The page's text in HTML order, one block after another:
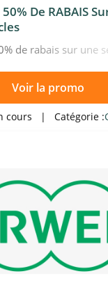
De RABAIS
de rabais sur une
Voir la promo
cours | Catégorie :